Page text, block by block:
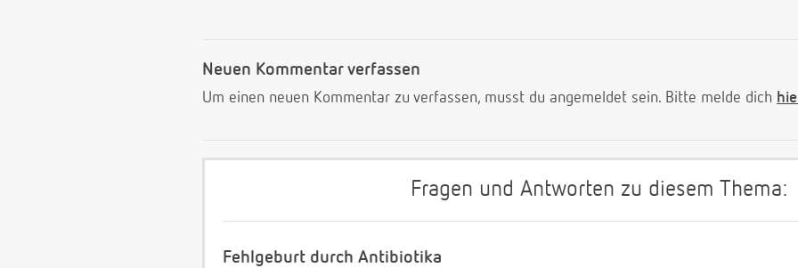
Neuen Kommentar verfassen
Um einen neuen Kommentar zu verfassen, musst du angemeldet sein. Bitte melde dich
Fragen und Antworten zu diesem Thema:
Fehlgeburt durch Antibiotika